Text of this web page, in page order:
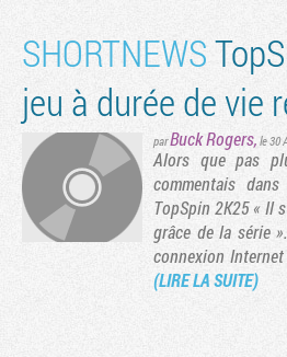
SHORTNEWS
jeu à durée de vie
parBuck Rogers, le 30
Alors que pas
commentais
TopSpin 2K25 « Il
grâce de la série
connexion
(LIRE LA SUITE)